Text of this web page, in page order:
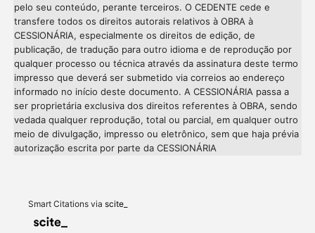
pelo seu conteúdo, perante terceiros. O CEDENTE cede e
transfere todos os direitos autorais relativos à OBRA à
CESSIONÁRIA, especialmente os direitos de edição, de
publicação, de tradução para outro idioma e de reprodução por
qualquer processo ou técnica através da assinatura deste termo
impresso que deverá ser submetido via correios ao endereço
informado no início deste documento. A CESSIONÁRIA passa a
ser proprietária exclusiva dos direitos referentes à OBRA, sendo
vedada qualquer reprodução, total ou parcial, em qualquer outro
meio de divulgação, impresso ou eletrônico, sem que haja prévia
autorização escrita por parte da CESSIONÁRIA
Smart Citations via scite_
Intro